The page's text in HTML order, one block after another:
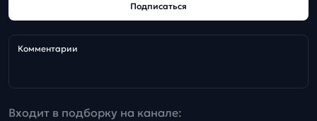
Подписаться
Комментарии
Входит в подборку на канале: